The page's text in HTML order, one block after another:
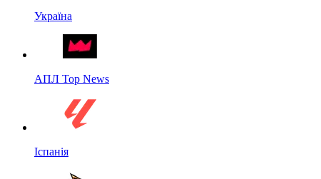
Україна
АПЛ Top News
Іспанія